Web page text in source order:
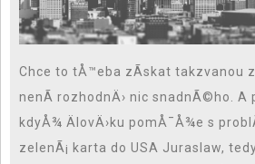
Chce to tÅ™eba zÃ­skat takzvanou
nenÃ­ rozhodnÄ› nic snadnÃ©ho. A
kdyÅ¾ ÄlovÄ›ku pomÅ¯Å¾e s
zelenÃ¡ karta do USA Juraslaw,